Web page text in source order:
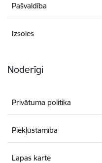
Pašvaldība
Izsoles
Noderīgi
Privātuma politika
Piekļūstamība
Lapas karte